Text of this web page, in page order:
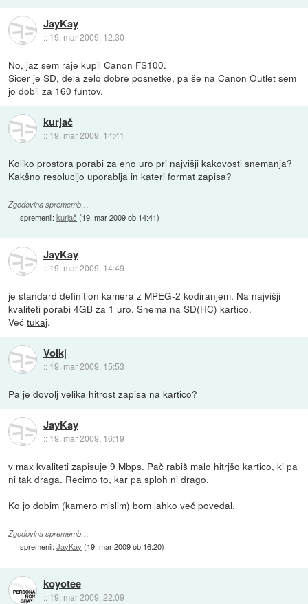
JayKay
:: 19. mar 2009, 12:30
No, jaz sem raje kupil Canon FS100.
Sicer je SD, dela zelo dobre posnetke, pa še na Canon Outlet sem
jo dobil za 160 funtov.
kurjač
:: 19. mar 2009, 14:41
Koliko prostora porabi za eno uro pri najvišji kakovosti snemanja?
Kakšno resolucijo uporablja in kateri format zapisa?
Zgodovina sprememb…
spremenil:kurjač (19. mar 2009 ob 14:41)
JayKay
:: 19. mar 2009, 14:49
je standard definition kamera z MPEG-2 kodiranjem. Na najvišji
kvaliteti porabi 4GB za 1 uro. Snema na SD(HC) kartico.
Večtukaj.
Volk|
:: 19. mar 2009, 15:53
Pa je dovolj velika hitrost zapisa na kartico?
JayKay
:: 19. mar 2009, 16:19
v max kvaliteti zapisuje 9 Mbps. Pač rabiš malo hitrjšo kartico, ki pa
ni tak draga. Recimoto, kar pa sploh ni drago.
Ko jo dobim (kamero mislim) bom lahko več povedal.
Zgodovina sprememb…
spremenil:JayKay (19. mar 2009 ob 16:20)
koyotee
:: 19. mar 2009, 22:09